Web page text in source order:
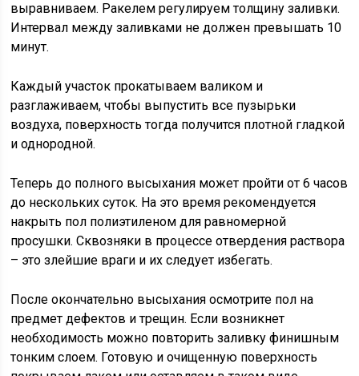
выравниваем. Ракелем регулируем толщину заливки.
Интервал между заливками не должен превышать 10
минут.
Каждый участок прокатываем валиком и
разглаживаем, чтобы выпустить все пузырьки
воздуха, поверхность тогда получится плотной гладкой
и однородной.
Теперь до полного высыхания может пройти от 6 часов
до нескольких суток. На это время рекомендуется
накрыть пол полиэтиленом для равномерной
просушки. Сквозняки в процессе отвердения раствора
– это злейшие враги и их следует избегать.
После окончательно высыхания осмотрите пол на
предмет дефектов и трещин. Если возникнет
необходимость можно повторить заливку финишным
тонким слоем. Готовую и очищенную поверхность